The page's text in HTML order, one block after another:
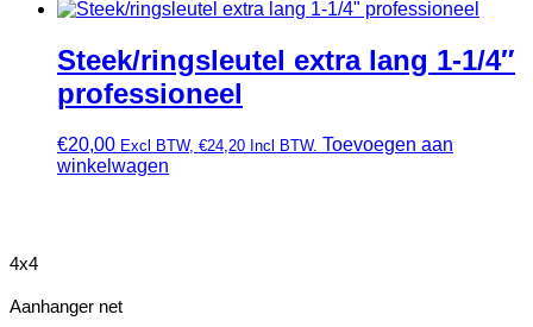
Steek/ringsleutel extra lang 1-1/4″
professioneel
€20,00 Excl BTW, €24,20 Incl BTW. Toevoegen aan
winkelwagen
4x4
Aanhanger net